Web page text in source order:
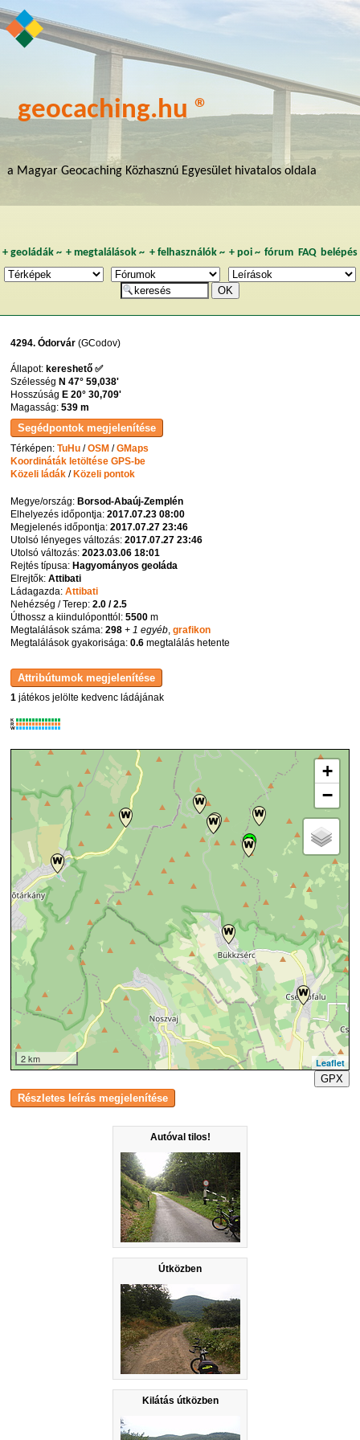
geocaching.hu ®
a Magyar Geocaching Közhasznú Egyesület hivatalos oldala
+ geoládák~ +megtalálások ~ + felhasználók~ + poi~ fórum FAQ belépés
4294. Ódorvár (GCodov)
Autóval tilos!
Útközben
Kilátás útközben
Állapot:kereshető ✅
SzélességN 47° 59,038'
HosszúságE 20° 30,709'
Magasság:539 m
Térképen:TuHu /OSM /GMaps
Koordináták letöltése GPS-be
Közeli ládák / Közeli pontok
Megye/ország: Borsod-Abaúj-Zemplén
Elhelyezés időpontja:2017.07.23 08:00
Megjelenés időpontja:2017.07.27 23:46
Utolsó lényeges változás:2017.07.27 23:46
Utolsó változás:2023.03.06 18:01
Rejtés típusa: Hagyományos geoláda
Elrejtők:Attibati
Ládagazda:Attibati
Nehézség / Terep:2.0 / 2.5
Úthossz a kiindulóponttól:5500 m
Megtalálások száma:298 + 1 egyéb,grafikon
Megtalálások gyakorisága:0.6 megtalálás hetente
1 játékos jelölte kedvenc ládájának
K
R
W
+
−
2 km
Leaflet
GPX